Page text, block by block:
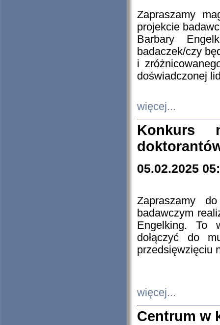
Zapraszamy
projekcie
Barbary
badaczek/czy
i
doświadczonej
więcej...
Konkurs
05.02.2025
Zapraszamy
badawczym
Engelking. To
dołączyć do
przedsięwzięciu
więcej...
Centrum w